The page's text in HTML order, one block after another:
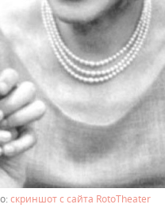
скриншот с сайта RotoTheater